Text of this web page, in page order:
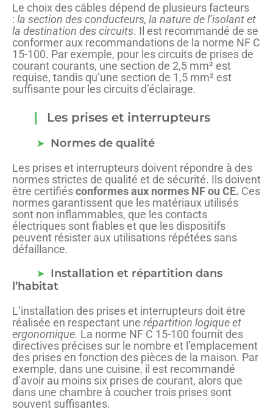
Le choix des câbles dépend de plusieurs facteurs
: la section des conducteurs, la nature de l’isolant et
la destination des circuits. Il est recommandé de se
conformer aux recommandations de la norme NF C
15-100. Par exemple, pour les circuits de prises de
courant courants, une section de 2,5 mm² est
requise, tandis qu’une section de 1,5 mm² est
suffisante pour les circuits d’éclairage.
Les prises et interrupteurs
Normes de qualité
Les prises et interrupteurs doivent répondre à des
normes strictes de qualité et de sécurité. Ils doivent
être certifiésconformes aux normes NF ou CE. Ces
normes garantissent que les matériaux utilisés
sont non inflammables, que les contacts
électriques sont fiables et que les dispositifs
peuvent résister aux utilisations répétées sans
défaillance.
Installation et répartition dans
l’habitat
L’installation des prises et interrupteurs doit être
réalisée en respectant une répartition logique et
ergonomique. La norme NF C 15-100 fournit des
directives précises sur le nombre et l’emplacement
des prises en fonction des pièces de la maison. Par
exemple, dans une cuisine, il est recommandé
d’avoir au moins six prises de courant, alors que
dans une chambre à coucher trois prises sont
souvent suffisantes.